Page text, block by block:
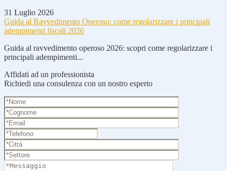
31 Luglio 2026
Guida al Ravvedimento Operoso: come regolarizzare i principali
adempimenti fiscali 2026
Guida al ravvedimento operoso 2026: scopri come regolarizzare i
principali adempimenti...
Affidati ad un professionista
Richiedi una consulenza con un nostro esperto